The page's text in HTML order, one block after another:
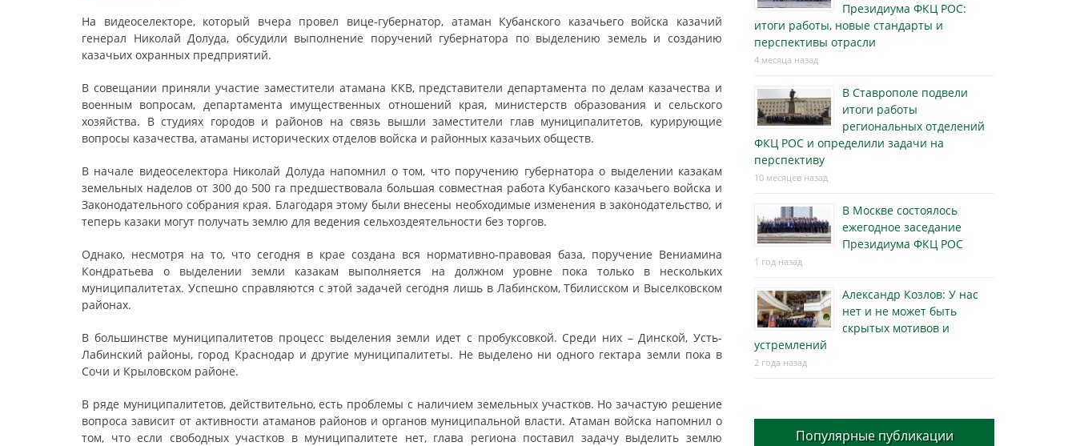
На видеоселекторе, который вчера провел вице-губернатор, атаман Кубанского казачьего войска казачий
генерал Николай Долуда, обсудили выполнение поручений губернатора по выделению земель и созданию
казачьих охранных предприятий.
В совещании приняли участие заместители атамана ККВ, представители департамента по делам казачества и
военным вопросам, департамента имущественных отношений края, министерств образования и сельского
хозяйства. В студиях городов и районов на связь вышли заместители глав муниципалитетов, курирующие
вопросы казачества, атаманы исторических отделов войска и районных казачьих обществ.
В начале видеоселектора Николай Долуда напомнил о том, что поручению губернатора о выделении казакам
земельных наделов от 300 до 500 га предшествовала большая совместная работа Кубанского казачьего войска и
Законодательного собрания края. Благодаря этому были внесены необходимые изменения в законодательство, и
теперь казаки могут получать землю для ведения сельхоздеятельности без торгов.
Однако, несмотря на то, что сегодня в крае создана вся нормативно-правовая база, поручение Вениамина
Кондратьева о выделении земли казакам выполняется на должном уровне пока только в нескольких
муниципалитетах. Успешно справляются с этой задачей сегодня лишь в Лабинском, Тбилисском и Выселковском
районах.
В большинстве муниципалитетов процесс выделения земли идет с пробуксовкой. Среди них – Динской, Усть-
Лабинский районы, город Краснодар и другие муниципалитеты. Не выделено ни одного гектара земли пока в
Сочи и Крыловском районе.
В ряде муниципалитетов, действительно, есть проблемы с наличием земельных участков. Но зачастую решение
вопроса зависит от активности атаманов районов и органов муниципальной власти. Атаман войска напомнил о
том, что если свободных участков в муниципалитете нет, глава региона поставил задачу выделить землю
Президиума ФКЦ РОС:
итоги работы, новые стандарты и
перспективы отрасли
4 месяца назад
В Ставрополе подвели
итоги работы
региональных отделений
ФКЦ РОС и определили задачи на
перспективу
10 месяцев назад
В Москве состоялось
ежегодное заседание
Президиума ФКЦ РОС
1 год назад
Александр Козлов: У нас
нет и не может быть
скрытых мотивов и
устремлений
2 года назад
Популярные публикации